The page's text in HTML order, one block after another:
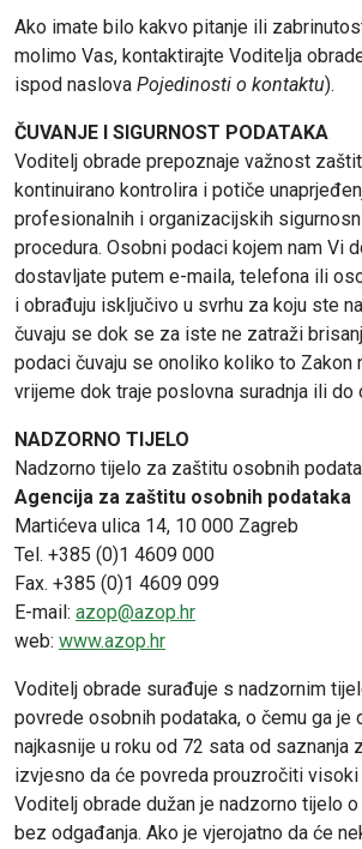
Ako imate bilo kakvo pitanje ili
molimo Vas, kontaktirajte Voditelja
ispod naslova Pojedinosti o kontaktu).
ČUVANJE I SIGURNOST PODATAKA
Voditelj obrade prepoznaje važnost
kontinuirano kontrolira i potiče
profesionalnih i organizacijskih
procedura. Osobni podaci kojem nam Vi
dostavljate putem e-maila, telefona ili
i obrađuju isključivo u svrhu za koju ste
čuvaju se dok se za iste ne zatraži
podaci čuvaju se onoliko koliko to Zakon
vrijeme dok traje poslovna suradnja ili do
NADZORNO TIJELO
Nadzorno tijelo za zaštitu osobnih
Agencija za zaštitu osobnih podataka
Martićeva ulica 14, 10 000 Zagreb
Tel. +385 (0)1 4609 000
Fax. +385 (0)1 4609 099
E-mail: azop@azop.hr
web: www.azop.hr
Voditelj obrade surađuje s nadzornim
povrede osobnih podataka, o čemu ga je
najkasnije u roku od 72 sata od saznanja
izvjesno da će povreda prouzročiti
Voditelj obrade dužan je nadzorno tijelo
bez odgađanja. Ako je vjerojatno da će